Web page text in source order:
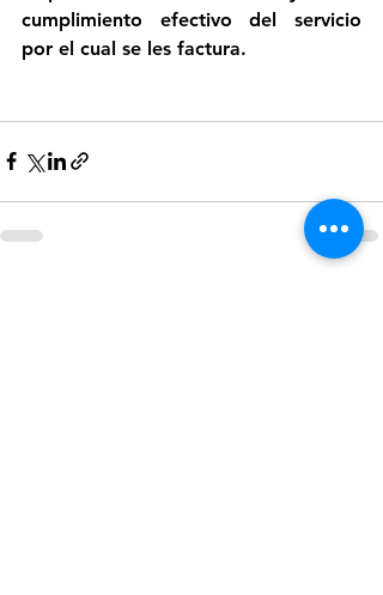
cumplimiento efectivo del servicio
por el cual se les factura.